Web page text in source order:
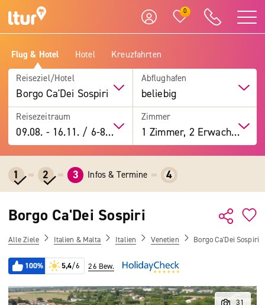
0
Flug & Hotel Hotel Kreuzfahrten
Reiseziel/Hotel
Borgo Ca'Dei Sospiri
Abflughafen
beliebig
Reisezeitraum
09.08. -16.11. / 6-8 Tage
Zimmer
1 Zimmer, 2 Erwachsene
1 2 3 Infos & Termine 4
Borgo Ca'Dei Sospiri
Alle Ziele Italien & Malta Italien Venetien Borgo Ca'Dei Sospiri
100% 5,4/6 26 Bew.